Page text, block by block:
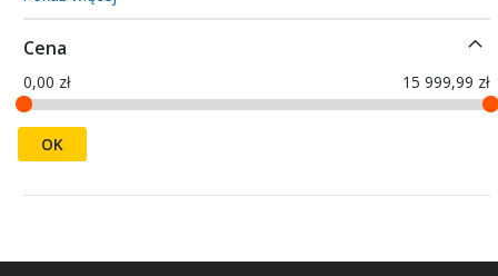
Cena
0,00 zł 15 999,99 zł
OK